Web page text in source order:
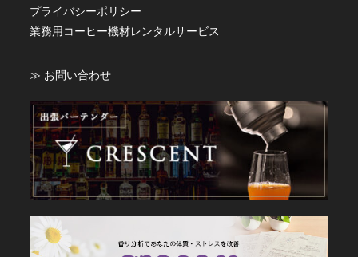
プライバシーポリシー
業務用コーヒー機材レンタルサービス
≫ お問い合わせ